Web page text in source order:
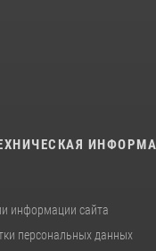
информации сайта
персональных данных